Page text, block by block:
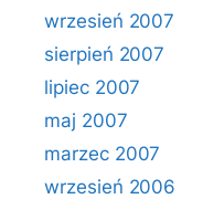
wrzesień 2007
sierpień 2007
lipiec 2007
maj 2007
marzec 2007
wrzesień 2006